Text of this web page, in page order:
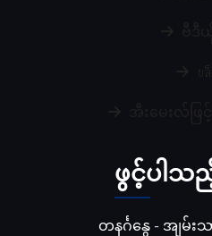
ဖွင့်ပါသ
တနင်္ဂနွေ - အျမ်း